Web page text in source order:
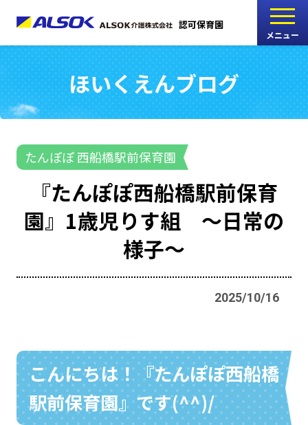
認可保育園
メニュー
こどもの家
志木中宗岡保育園
たんぽぽ
西船橋駅前保育園
たんぽぽ
海神町南保育園
採用情報
048-631-3721 お問い合わせ
ほいくえんブログ
たんぽぽ 西船橋駅前保育園
『たんぽぽ西船橋駅前保育
園』1歳児りす組 ～日常の
様子～
2025/10/16
こんにちは！『たんぽぽ西船橋
駅前保育園』です(^^)/